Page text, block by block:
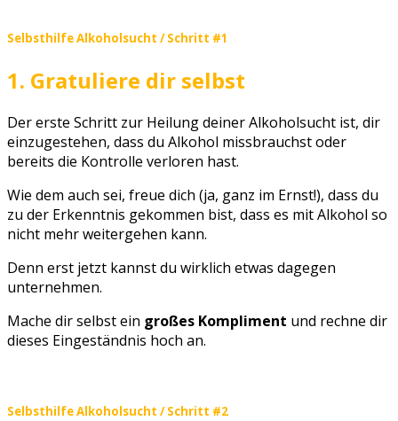
Selbsthilfe Alkoholsucht / Schritt #1
1. Gratuliere dir selbst
Der erste Schritt zur Heilung deiner Alkoholsucht ist, dir
einzugestehen, dass du Alkohol missbrauchst oder
bereits die Kontrolle verloren hast.
Wie dem auch sei, freue dich (ja, ganz im Ernst!), dass du
zu der Erkenntnis gekommen bist, dass es mit Alkohol so
nicht mehr weitergehen kann.
Denn erst jetzt kannst du wirklich etwas dagegen
unternehmen.
Mache dir selbst ein großes Kompliment und rechne dir
dieses Eingeständnis hoch an.
Selbsthilfe Alkoholsucht / Schritt #2